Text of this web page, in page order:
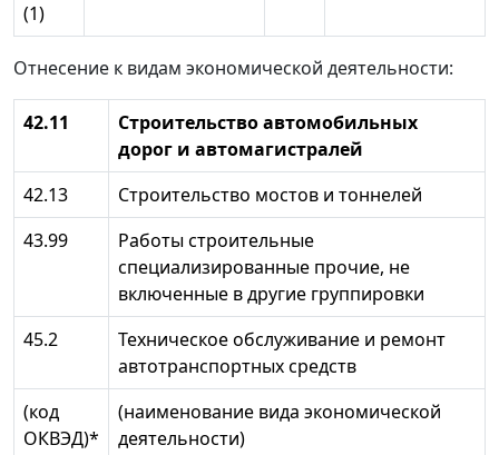
(1)
Отнесение к видам экономической деятельности:
42.11
Строительство автомобильных
дорог и автомагистралей
42.13
Строительство мостов и тоннелей
43.99
Работы строительные
специализированные прочие, не
включенные в другие группировки
45.2
Техническое обслуживание и ремонт
автотранспортных средств
(код
ОКВЭД)*
(наименование вида экономической
деятельности)